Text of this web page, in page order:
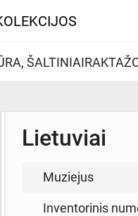
ŠALTINIAI
Lietuviai
Muziejus
Inventorinis